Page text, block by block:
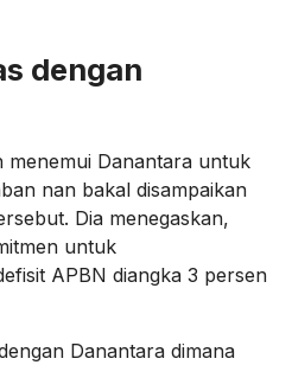
dengan
menemui Danantara untuk
nan bakal disampaikan
Dia menegaskan,
untuk
APBN diangka 3 persen
Danantara dimana